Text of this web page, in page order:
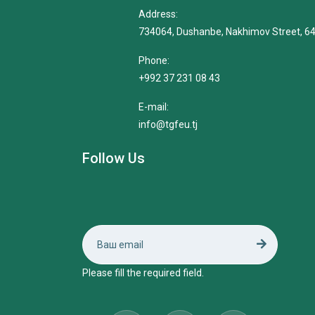
Address:
734064, Dushanbe, Nakhimov Street,
Phone:
+992 37 231 08 43
E-mail:
info@tgfeu.tj
Follow Us
Please fill the required field.